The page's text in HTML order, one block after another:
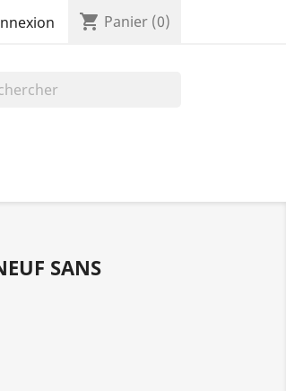
shopping_cart Panier (0)
SANS